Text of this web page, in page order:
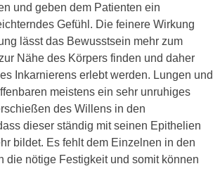
und geben dem Patienten ein
Gefühl. Die feinere Wirkung
lässt das Bewusstsein mehr zum
Nähe des Körpers finden und daher
Inkarnierens erlebt werden. Lungen und
meistens ein sehr unruhiges
des Willens in den
dieser ständig mit seinen Epithelien
bildet. Es fehlt dem Einzelnen in den
die nötige Festigkeit und somit können